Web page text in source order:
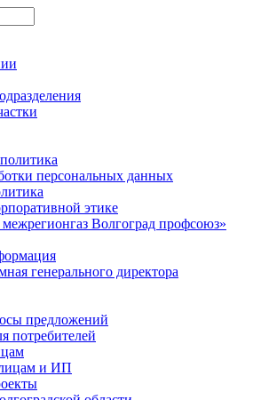
персональных данных
этике
Волгоград профсоюз»
генерального директора
предложений
потребителей
и ИП